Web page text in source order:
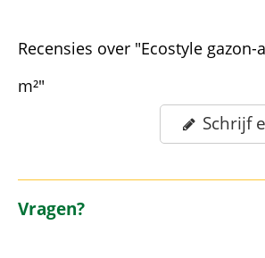
Recensies over "Ecostyle gazon-
m²"
Schrijf
Vragen?